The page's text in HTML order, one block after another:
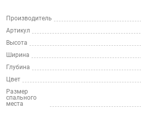
Производитель
Артикул
Высота
Ширина
Глубина
Цвет
Размер
спального
места